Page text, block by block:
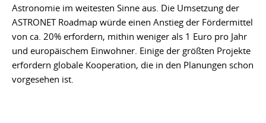
Astronomie im weitesten Sinne aus. Die Umsetzung der
ASTRONET Roadmap würde einen Anstieg der Fördermittel
von ca. 20% erfordern, mithin weniger als 1 Euro pro Jahr
und europäischem Einwohner. Einige der größten Projekte
erfordern globale Kooperation, die in den Planungen schon
vorgesehen ist.